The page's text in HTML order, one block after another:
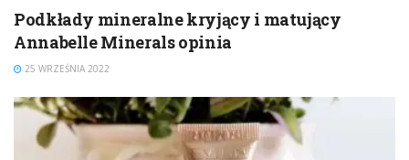
Podkłady mineralne kryjący i matujący
Annabelle Minerals opinia
25 WRZEŚNIA 2022